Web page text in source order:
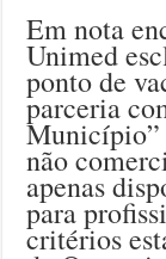
Em nota
Unimed
ponto de
parceria
Município”
não
apenas
para
critérios